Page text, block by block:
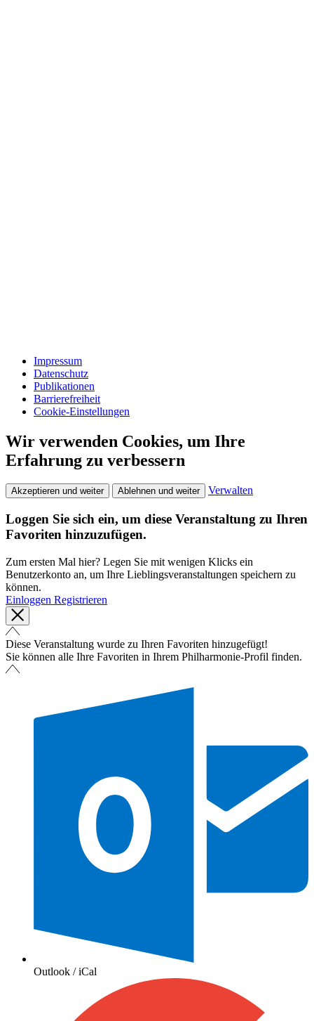
Impressum
Datenschutz
Publikationen
Barrierefreiheit
Cookie-Einstellungen
Wir verwenden Cookies, um Ihre
Erfahrung zu verbessern
Akzeptieren und weiter Ablehnen und weiter Verwalten
Loggen Sie sich ein, um diese Veranstaltung zu Ihren
Favoriten hinzuzufügen.
Zum ersten Mal hier? Legen Sie mit wenigen Klicks ein
Benutzerkonto an, um Ihre Lieblingsveranstaltungen speichern zu
können.
Einloggen Registrieren
Diese Veranstaltung wurde zu Ihren Favoriten hinzugefügt!
Sie können alle Ihre Favoriten in Ihrem Philharmonie-Profil finden.
Outlook / iCal